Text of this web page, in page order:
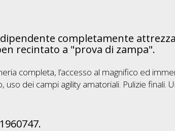
completamente
recintato a "prova di zampa".
completa, l’accesso al magnifico ed
uso dei campi agility amatoriali. Pulizie finali.